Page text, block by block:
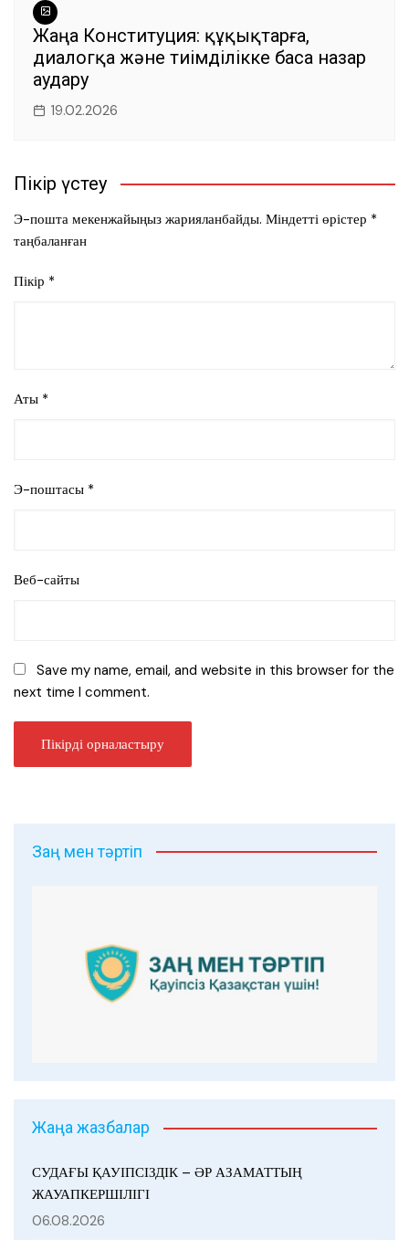
Жаңа Конституция: құқықтарға,
диалогқа және тиімділікке баса назар
аудару
19.02.2026
Пікір үстеу
Э-пошта мекенжайыңыз жарияланбайды. Міндетті өрістер *
таңбаланған
Пікір *
Аты *
Э-поштасы *
Веб-сайты
Save my name, email, and website in this browser for the
next time I comment.
Заң мен тәртіп
Жаңа жазбалар
СУДАҒЫ ҚАУІПСІЗДІК – ӘР АЗАМАТТЫҢ
ЖАУАПКЕРШІЛІГІ
06.08.2026